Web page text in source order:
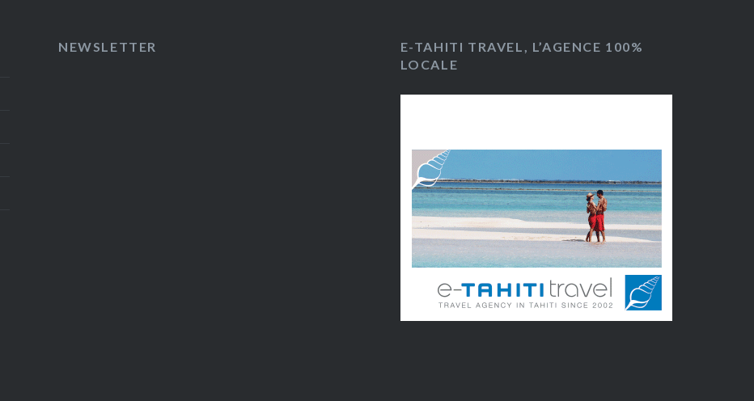
NEWSLETTER
E-TAHITI TRAVEL, L’AGENCE 100%
LOCALE